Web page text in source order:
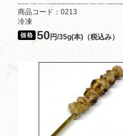
商品コード：0213
冷凍
50円/35g(本)（税込み）